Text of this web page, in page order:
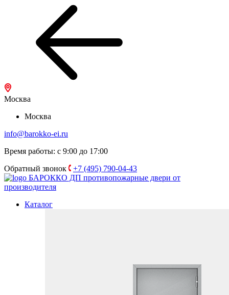
Москва
Москва
info@barokko-ei.ru
Время работы: с 9:00 до 17:00
Обратный звонок
+7 (495) 790-04-43
БАРОККО ДП противопожарные двери от
производителя
Каталог